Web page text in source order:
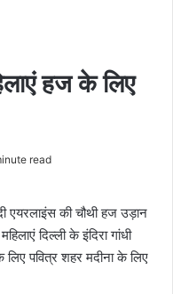
हज के लिए
read
की चौथी हज उड़ान
दिल्ली के इंदिरा गांधी
पवित्र शहर मदीना के लिए